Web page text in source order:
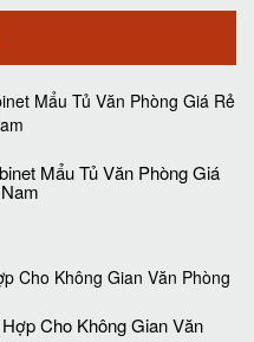
Mẩu Tủ Văn Phòng Giá
Cho Không Gian Văn